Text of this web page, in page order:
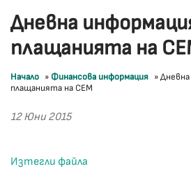
Дневна
плащанията на
Начало » Финансова информация »
плащанията на СЕМ
12 Юни 2015
Изтегли файла